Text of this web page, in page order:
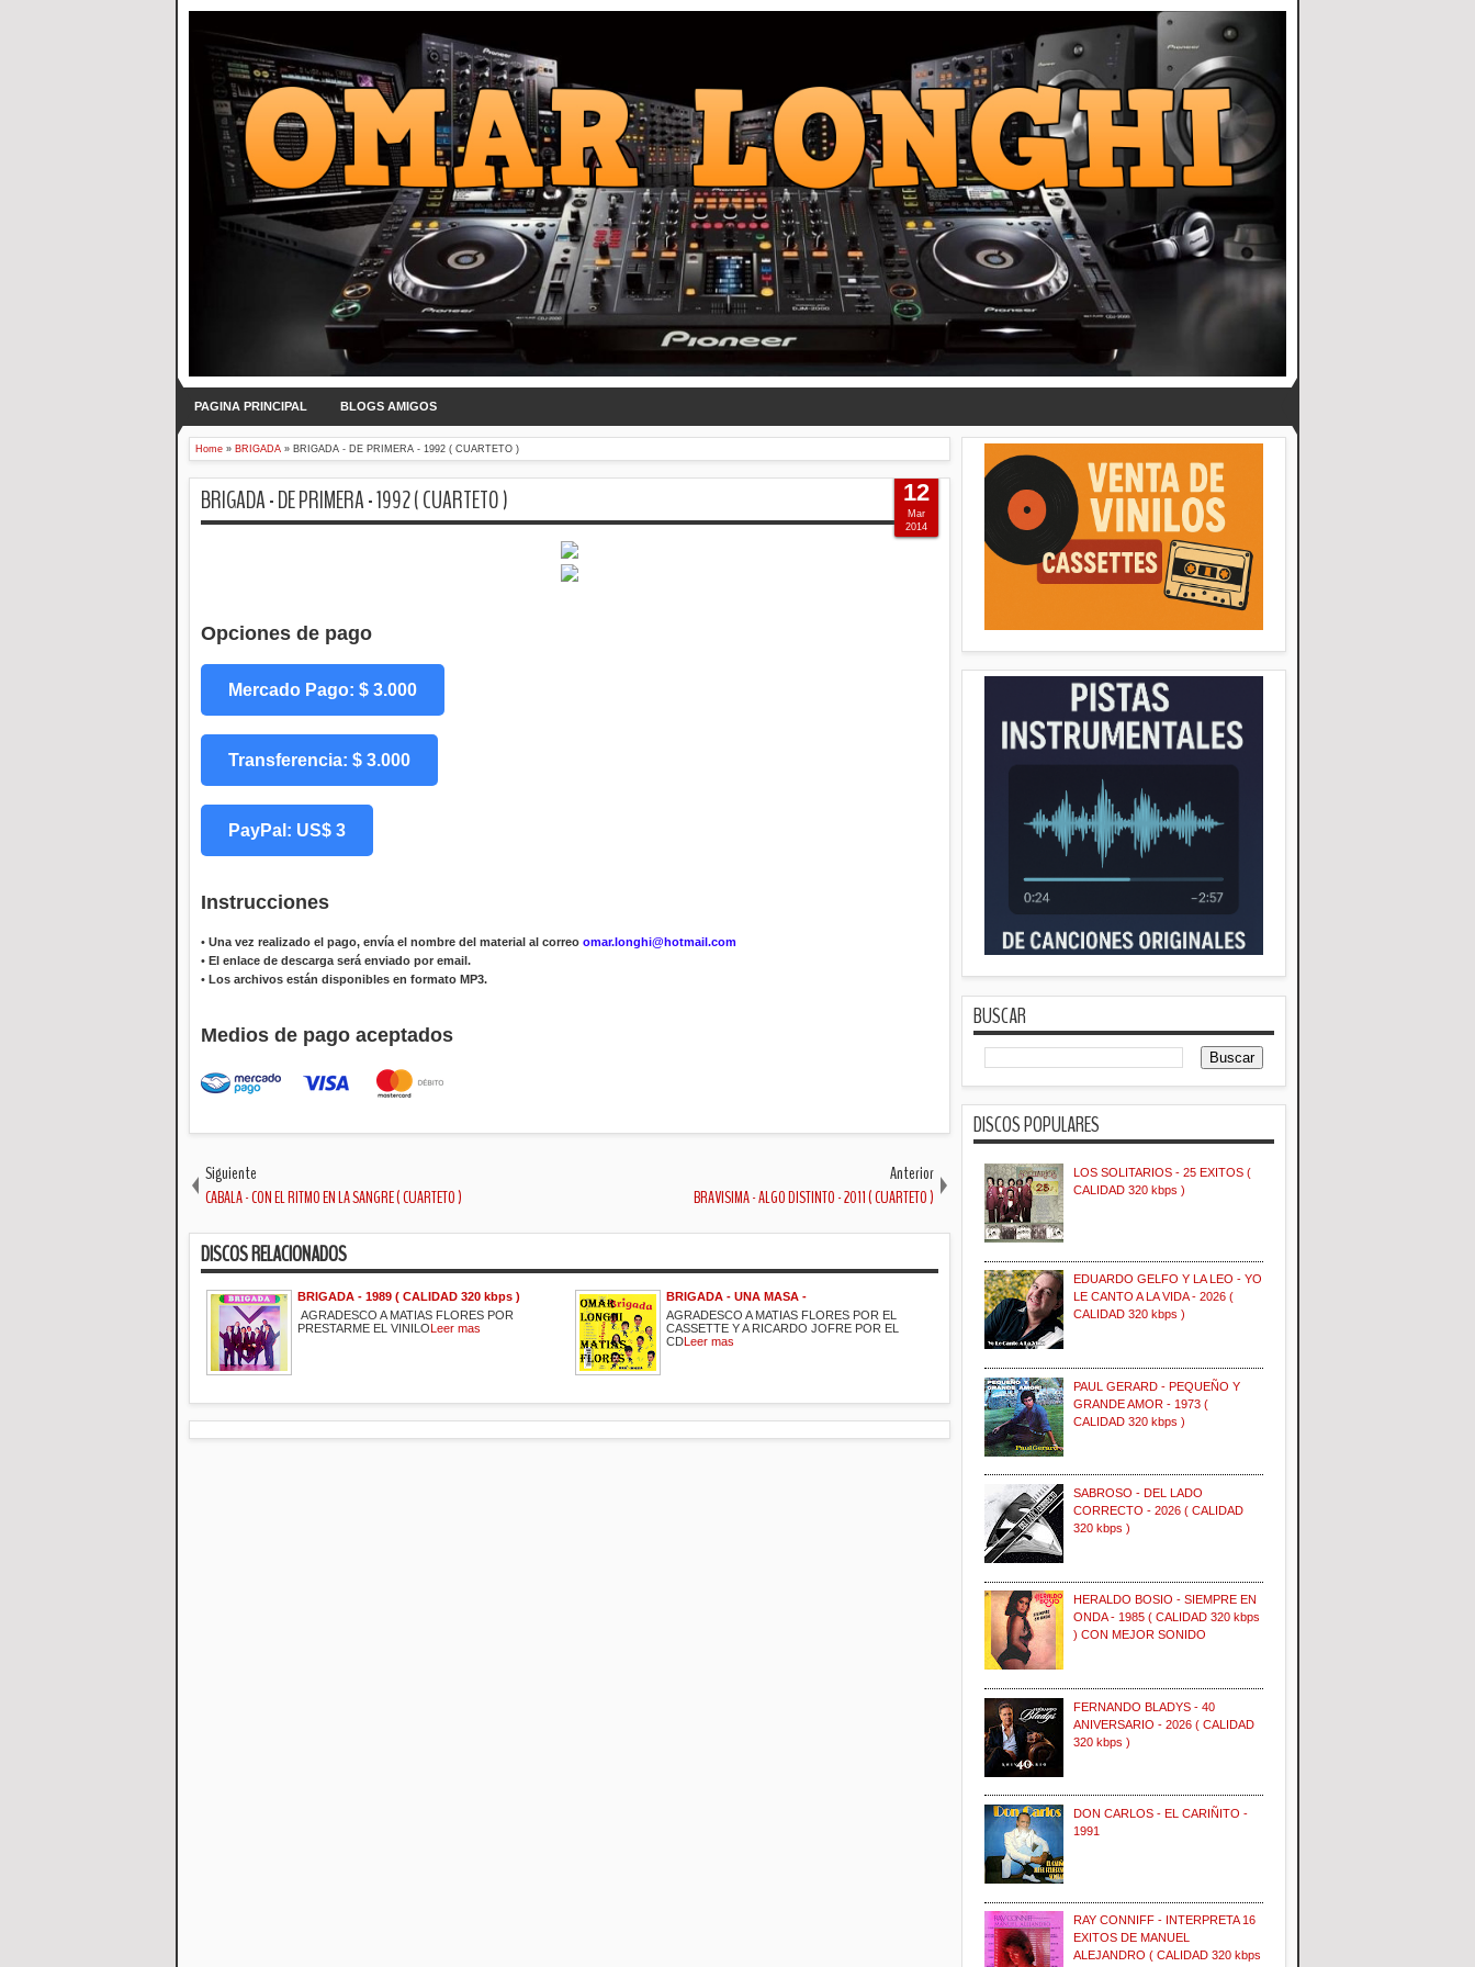
PAGINA PRINCIPAL BLOGS AMIGOS
Home » BRIGADA » BRIGADA - DE PRIMERA - 1992 ( CUARTETO )
BRIGADA - DE PRIMERA - 1992 ( CUARTETO )
Opciones de pago
Mercado Pago: $ 3.000
Transferencia: $ 3.000
PayPal: US$ 3
Instrucciones
• Una vez realizado el pago, envía el nombre del material al correo omar.longhi@hotmail.com
• El enlace de descarga será enviado por email.
• Los archivos están disponibles en formato MP3.
Medios de pago aceptados
12
Mar
2014
Siguiente
CABALA - CON EL RITMO EN LA SANGRE ( CUARTETO )
Anterior
BRAVISIMA - ALGO DISTINTO - 2011 ( CUARTETO )
DISCOS RELACIONADOS
BRIGADA - 1989 ( CALIDAD 320 kbps )
AGRADESCO A MATIAS FLORES POR
PRESTARME EL VINILOLeer mas
BRIGADA - UNA MASA -
AGRADESCO A MATIAS FLORES POR EL
CASSETTE Y A RICARDO JOFRE POR EL
CDLeer mas
BUSCAR
DISCOS POPULARES
LOS SOLITARIOS - 25 EXITOS (
CALIDAD 320 kbps )
EDUARDO GELFO Y LA LEO - YO
LE CANTO A LA VIDA - 2026 (
CALIDAD 320 kbps )
PAUL GERARD - PEQUEÑO Y
GRANDE AMOR - 1973 (
CALIDAD 320 kbps )
SABROSO - DEL LADO
CORRECTO - 2026 ( CALIDAD
320 kbps )
HERALDO BOSIO - SIEMPRE EN
ONDA - 1985 ( CALIDAD 320 kbps
) CON MEJOR SONIDO
FERNANDO BLADYS - 40
ANIVERSARIO - 2026 ( CALIDAD
320 kbps )
DON CARLOS - EL CARIÑITO -
1991
RAY CONNIFF - INTERPRETA 16
EXITOS DE MANUEL
ALEJANDRO ( CALIDAD 320 kbps